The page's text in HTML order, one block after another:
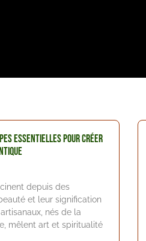
essentielles pour créer
depuis des
et leur signification
nés de la
mêlent art et spiritualité